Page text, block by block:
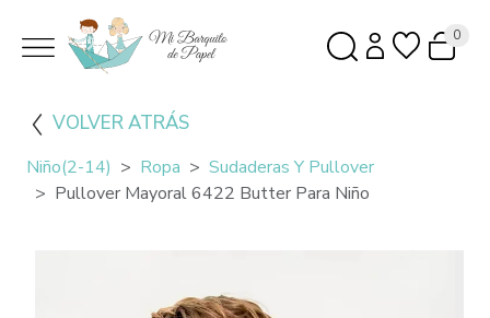
0
VOLVER ATRÁS
Niño(2-14) Ropa
Sudaderas Y Pullover
Pullover Mayoral 6422 Butter Para Niño